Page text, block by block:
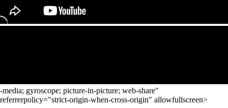
-media; gyroscope; picture-in-picture; web-share"
referrerpolicy="strict-origin-when-cross-origin" allowfullscreen>